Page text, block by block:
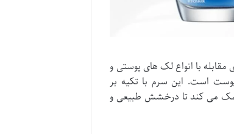
با انواع لک های پوستی و
پوست است. این سرم با تکیه بر
کمک می کند تا درخشش طبیعی و